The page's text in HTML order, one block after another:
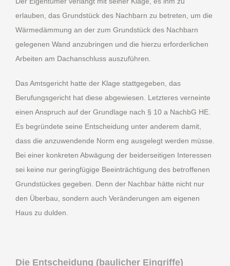
erlauben, das Grundstück des Nachbarn zu betreten, um die
Wärmedämmung an der zum Grundstück des Nachbarn
gelegenen Wand anzubringen und die hierzu erforderlichen
Arbeiten am Dachanschluss auszuführen.
Das Amtsgericht hatte der Klage stattgegeben, das
Berufungsgericht hat diese abgewiesen. Letzteres verneinte
einen Anspruch auf der Grundlage nach § 10 a NachbG HE.
Es begründete seine Entscheidung unter anderem damit,
dass die anzuwendende Norm eng ausgelegt werden müsse.
Bei einer konkreten Abwägung der beiderseitigen Interessen
sei keine nur geringfügige Beeinträchtigung des betroffenen
Grundstückes gegeben. Denn der Nachbar hätte nicht nur
den Überbau, sondern auch Veränderungen am eigenen
Haus zu dulden.
Die Entscheidung (baulicher Eingriffe)